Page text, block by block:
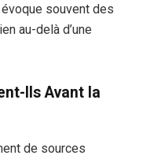
souvent des
au-delà d’une
Ils Avant la
de sources